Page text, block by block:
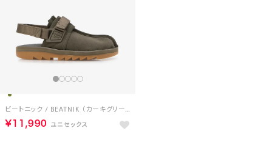
ビートニック / BEATNIK （カーキグリーン）
￥11,990